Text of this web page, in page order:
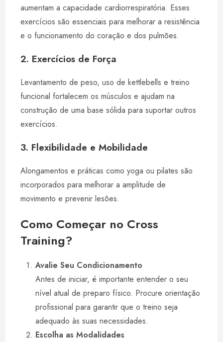
aumentam a capacidade cardiorrespiratória. Esses
exercícios são essenciais para melhorar a resistência
e o funcionamento do coração e dos pulmões.
2. Exercícios de Força
Levantamento de peso, uso de kettlebells e treino
funcional fortalecem os músculos e ajudam na
construção de uma base sólida para suportar outros
exercícios.
3. Flexibilidade e Mobilidade
Alongamentos e práticas como yoga ou pilates são
incorporados para melhorar a amplitude de
movimento e prevenir lesões.
Como Começar no Cross
Training?
Avalie Seu Condicionamento
Antes de iniciar, é importante entender o seu
nível atual de preparo físico. Procure orientação
profissional para garantir que o treino seja
adequado às suas necessidades.
Escolha as Modalidades